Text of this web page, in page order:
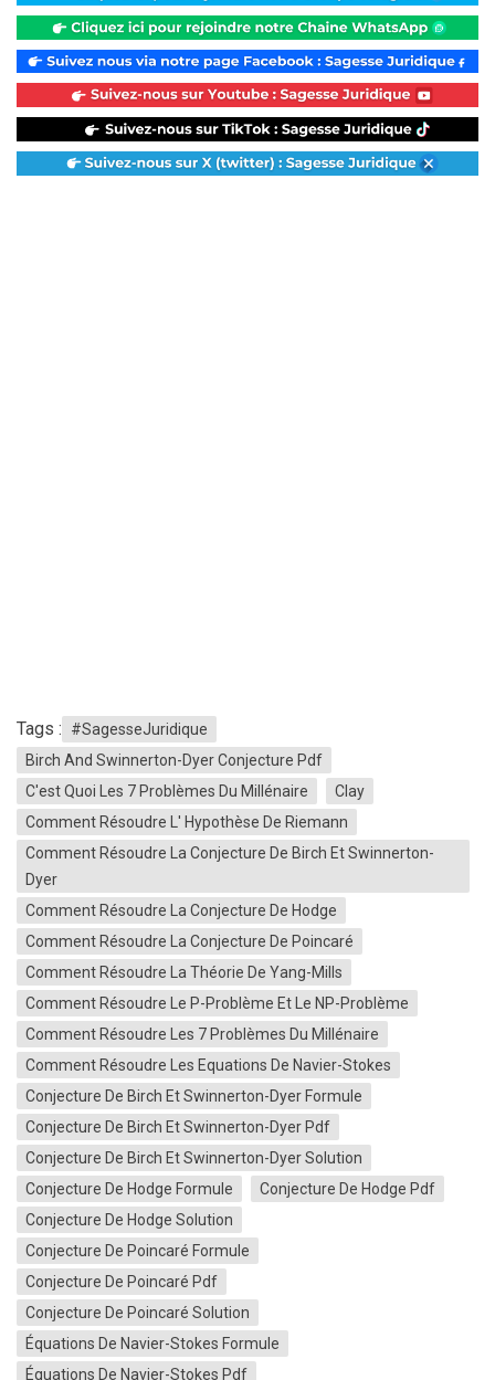
Tags :
#SagesseJuridique
Birch And Swinnerton-Dyer Conjecture Pdf
C'est Quoi Les 7 Problèmes Du Millénaire
Clay
Comment Résoudre L' Hypothèse De Riemann
Comment Résoudre La Conjecture De Birch Et Swinnerton-
Dyer
Comment Résoudre La Conjecture De Hodge
Comment Résoudre La Conjecture De Poincaré
Comment Résoudre La Théorie De Yang-Mills
Comment Résoudre Le P-Problème Et Le NP-Problème
Comment Résoudre Les 7 Problèmes Du Millénaire
Comment Résoudre Les Equations De Navier-Stokes
Conjecture De Birch Et Swinnerton-Dyer Formule
Conjecture De Birch Et Swinnerton-Dyer Pdf
Conjecture De Birch Et Swinnerton-Dyer Solution
Conjecture De Hodge Formule
Conjecture De Hodge Pdf
Conjecture De Hodge Solution
Conjecture De Poincaré Formule
Conjecture De Poincaré Pdf
Conjecture De Poincaré Solution
Équations De Navier-Stokes Formule
Équations De Navier-Stokes Pdf